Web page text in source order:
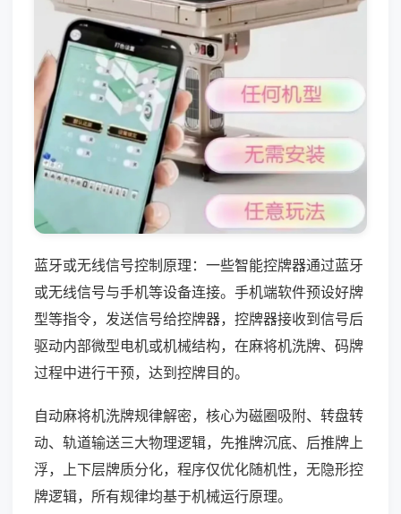
蓝牙或无线信号控制原理：一些智能控牌器通过蓝牙
或无线信号与手机等设备连接。手机端软件预设好牌
型等指令，发送信号给控牌器，控牌器接收到信号后
驱动内部微型电机或机械结构，在麻将机洗牌、码牌
过程中进行干预，达到控牌目的。
自动麻将机洗牌规律解密，核心为磁圈吸附、转盘转
动、轨道输送三大物理逻辑，先推牌沉底、后推牌上
浮，上下层牌质分化，程序仅优化随机性，无隐形控
牌逻辑，所有规律均基于机械运行原理。